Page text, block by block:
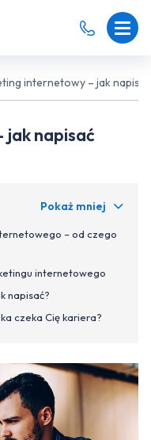
internetowy – jak
napisać
Pokaż mniej
– od czego
internetowego
napisać?
czeka Cię kariera?